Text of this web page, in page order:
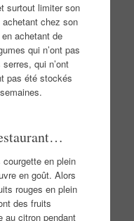
surtout limiter son
chez son
achetant de
qui n’ont pas
qui n’ont
pas été stockés
en plein
en goût. Alors
rouges en plein
des fruits
au citron pendant